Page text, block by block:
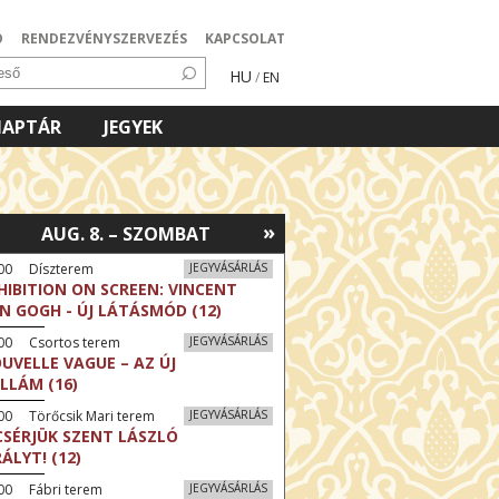
RENDEZVÉNYSZERVEZÉS KAPCSOLAT
HU / EN
JEGYEK
»
AUG. 8. – SZOMBAT
JEGYVÁSÁRLÁS
Díszterem
ON SCREEN: VINCENT
GOGH - ÚJ LÁTÁSMÓD (12)
JEGYVÁSÁRLÁS
Csortos terem
VAGUE – AZ ÚJ
(16)
JEGYVÁSÁRLÁS
Törőcsik Mari terem
SZENT LÁSZLÓ
(12)
JEGYVÁSÁRLÁS
Fábri terem